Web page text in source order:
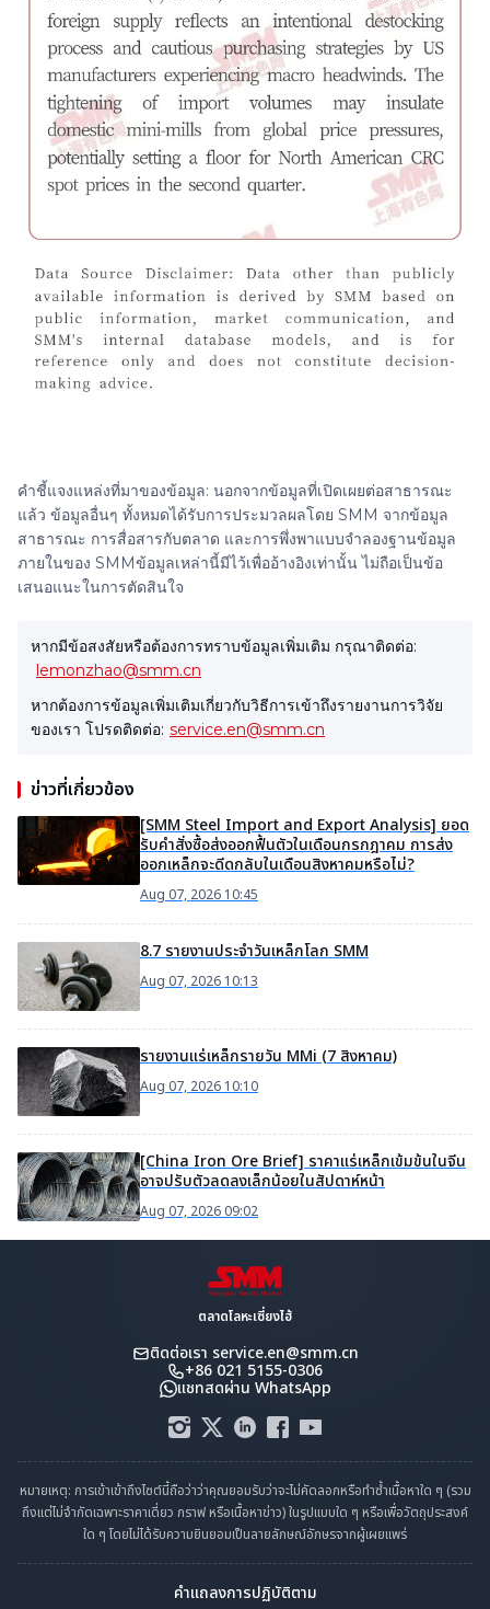
คำชี้แจงแหล่งที่มาของข้อมูล: นอกจากข้อมูลที่เปิดเผยต่อสาธารณะ
แล้ว ข้อมูลอื่นๆ ทั้งหมดได้รับการประมวลผลโดย SMM จากข้อมูล
สาธารณะ การสื่อสารกับตลาด และการพึ่งพาแบบจำลองฐานข้อมูล
ภายในของ SMMข้อมูลเหล่านี้มีไว้เพื่ออ้างอิงเท่านั้น ไม่ถือเป็นข้อ
เสนอแนะในการตัดสินใจ
หากมีข้อสงสัยหรือต้องการทราบข้อมูลเพิ่มเติม กรุณาติดต่อ:
lemonzhao@smm.cn
หากต้องการข้อมูลเพิ่มเติมเกี่ยวกับวิธีการเข้าถึงรายงานการวิจัย
ของเรา โปรดติดต่อ: service.en@smm.cn
ข่าวที่เกี่ยวข้อง
[SMM Steel Import and Export Analysis] ยอด
รับคำสั่งซื้อส่งออกฟื้นตัวในเดือนกรกฎาคม การส่ง
ออกเหล็กจะดีดกลับในเดือนสิงหาคมหรือไม่?
Aug 07, 2026 10:45
8.7 รายงานประจำวันเหล็กโลก SMM
Aug 07, 2026 10:13
รายงานแร่เหล็กรายวัน MMi (7 สิงหาคม)
Aug 07, 2026 10:10
[China Iron Ore Brief] ราคาแร่เหล็กเข้มข้นในจีน
อาจปรับตัวลดลงเล็กน้อยในสัปดาห์หน้า
Aug 07, 2026 09:02
ตลาดโลหะเซี่ยงไฮ้
ติดต่อเรา service.en@smm.cn
+86 021 5155-0306
แชทสดผ่าน WhatsApp
หมายเหตุ: การเข้าเข้าถึงไซต์นี้ถือว่าว่าคุณยอมรับว่าจะไม่คัดลอกหรือทำซ้ำเนื้อหาใด ๆ (รวม
ถึงแต่ไม่จำกัดเฉพาะราคาเดี่ยว กราฟ หรือเนื้อหาข่าว) ในรูปแบบใด ๆ หรือเพื่อวัตถุประสงค์
ใด ๆ โดยไม่ได้รับความยินยอมเป็นลายลักษณ์อักษรจากผู้เผยแพร่
คำแถลงการปฏิบัติตาม